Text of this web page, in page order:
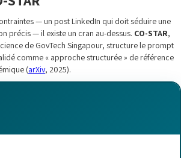
— un post LinkedIn qui doit séduire une
précis — il existe un cran au-dessus. CO-STAR,
de GovTech Singapour, structure le prompt
comme « approche structurée » de référence
(arXiv, 2025).